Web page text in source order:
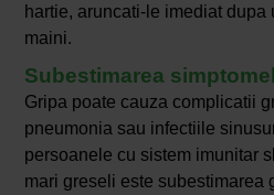
hartie, aruncati-le imediat
maini.
Subestimarea
Gripa poate cauza complicatii
pneumonia sau infectiile
persoanele cu sistem imunitar
mari greseli este subestimarea